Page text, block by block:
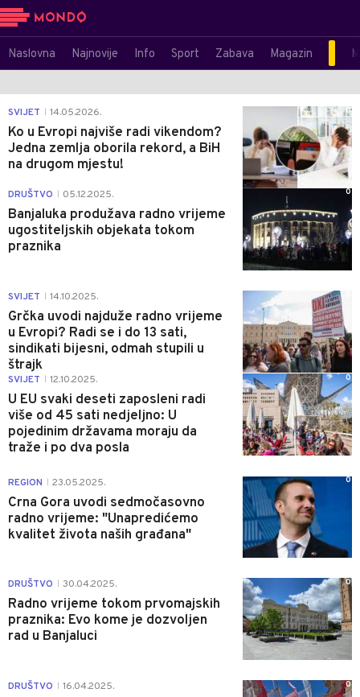
Naslovna Najnovije Info Sport Zabava Magazin
SVIJET 14.05.2026.
Ko u Evropi najviše radi vikendom?
Jedna zemlja oborila rekord, a BiH
na drugom mjestu!
0
DRUŠTVO 05.12.2025.
Banjaluka produžava radno vrijeme
ugostiteljskih objekata tokom
praznika
0
SVIJET 14.10.2025.
Grčka uvodi najduže radno vrijeme
u Evropi? Radi se i do 13 sati,
sindikati bijesni, odmah stupili u
štrajk
SVIJET 12.10.2025.
U EU svaki deseti zaposleni radi
više od 45 sati nedjeljno: U
pojedinim državama moraju da
traže i po dva posla
0
REGION 23.05.2025.
Crna Gora uvodi sedmočasovno
radno vrijeme: "Unapredićemo
kvalitet života naših građana"
0
DRUŠTVO 30.04.2025.
Radno vrijeme tokom prvomajskih
praznika: Evo kome je dozvoljen
rad u Banjaluci
0
DRUŠTVO 16.04.2025. 0